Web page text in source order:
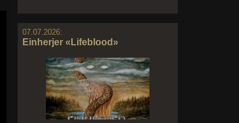
07.07.2026:
Einherjer «Lifeblood»